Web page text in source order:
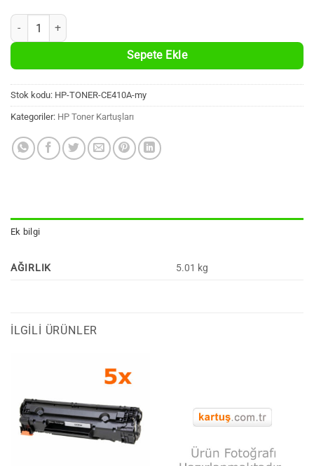
HP CE410X Uyumlu %100 Yeni Muadil Siyah Toner Kartuşu (305X,
Sepete Ekle
Stok kodu: HP-TONER-CE410A-my
Kategoriler: HP Toner Kartuşları
Ek bilgi
AĞIRLIK 5.01 kg
İLGILI ÜRÜNLER